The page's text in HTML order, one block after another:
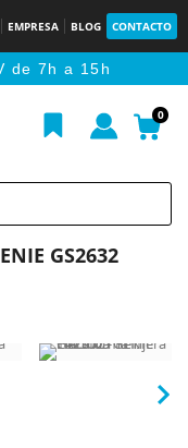
EMPRESA BLOG CONTACTO
de 7h a 15h
0
GS2632